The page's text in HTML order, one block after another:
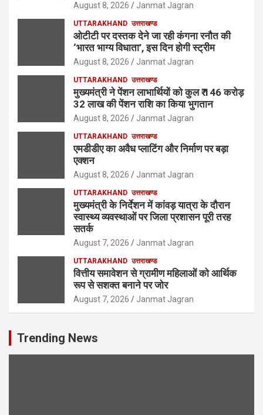
August 8, 2026 Janmat Jagran
UTTARAKHAND उत्तराखण्ड
ओटीटी पर दस्तक देने जा रही कंगना रनौत की
‘भारत भाग्य विधाता’, इस दिन होगी स्ट्रीम
August 8, 2026 Janmat Jagran
UTTARAKHAND उत्तराखण्ड
मुख्यमंत्री ने पेंशन लाभार्थियों को कुल ₹ 146 करोड़
32 लाख की पेंशन राशि का किया भुगतान
August 8, 2026 Janmat Jagran
UTTARAKHAND उत्तराखण्ड
एमडीडीए का अवैध प्लाटिंग और निर्माण पर बड़ा
एक्शन
August 8, 2026 Janmat Jagran
UTTARAKHAND उत्तराखण्ड
मुख्यमंत्री के निर्देशन में कांवड़ यात्रा के दौरान
स्वास्थ्य व्यवस्थाओं पर जिला प्रशासन पूरी तरह
सतर्क
August 7, 2026 Janmat Jagran
UTTARAKHAND उत्तराखण्ड
वित्तीय समावेशन से ग्रामीण महिलाओं को आर्थिक
रूप से सशक्त बनाने पर जोर
August 7, 2026 Janmat Jagran
Trending News